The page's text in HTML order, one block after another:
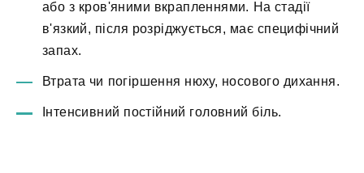
або з кров'яними вкрапленнями. На стадії
в'язкий, після розріджується, має специфічний
запах.
Втрата чи погіршення нюху, носового дихання.
Інтенсивний постійний головний біль.